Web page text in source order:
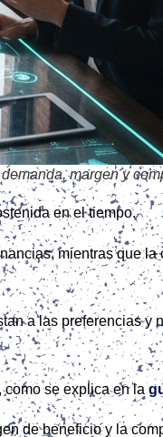
margen y
en el tiempo.
mientras que la
a las preferencias y
se explica en la
de beneficio y la